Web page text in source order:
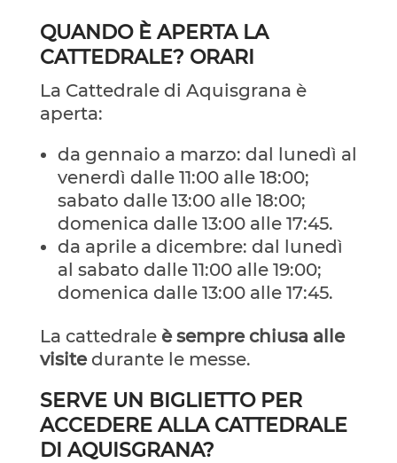
QUANDO È APERTA LA
CATTEDRALE? ORARI
La Cattedrale di Aquisgrana è
aperta:
da gennaio a marzo: dal lunedì al
venerdì dalle 11:00 alle 18:00;
sabato dalle 13:00 alle 18:00;
domenica dalle 13:00 alle 17:45.
da aprile a dicembre: dal lunedì
al sabato dalle 11:00 alle 19:00;
domenica dalle 13:00 alle 17:45.
La cattedrale è sempre chiusa alle
visitedurante le messe.
SERVE UN BIGLIETTO PER
ACCEDERE ALLA CATTEDRALE
DI AQUISGRANA?